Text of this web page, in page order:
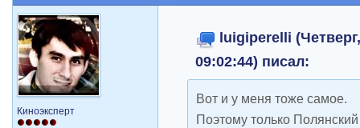
Киноэксперт
luigiperelli
09:02:44) писал:
Вот и у меня тоже самое.
Поэтому только